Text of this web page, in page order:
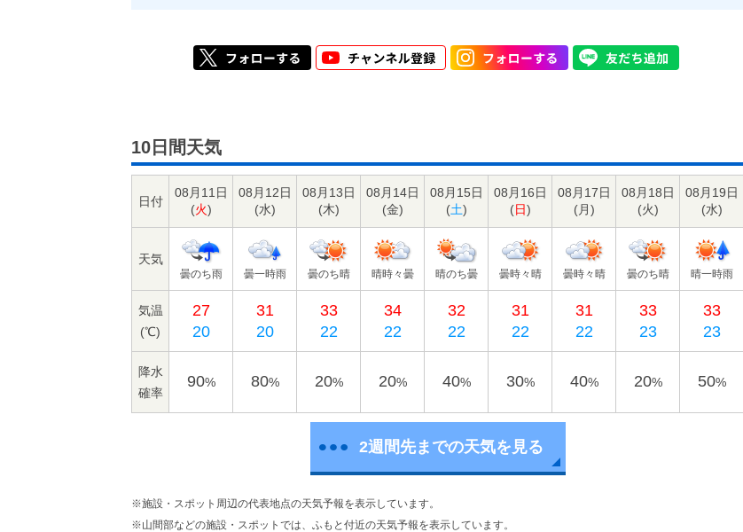
10日間天気
日付
08月11日
(火)
08月12日
(水)
08月13日
(木)
08月14日
(金)
08月15日
(土)
08月16日
(日)
08月17日
(月)
08月18日
(火)
08月19日
(水)
天気
曇のち雨 曇一時雨 曇のち晴 晴時々曇 晴のち曇 曇時々晴 曇時々晴 曇のち晴 晴一時雨
気温
(℃)
27
20
31
20
33
22
34
22
32
22
31
22
31
22
33
23
33
23
降水
確率
90% 80% 20% 20% 40% 30% 40% 20% 50%
2週間先までの天気を見る
※施設・スポット周辺の代表地点の天気予報を表示しています。
※山間部などの施設・スポットでは、ふもと付近の天気予報を表示しています。